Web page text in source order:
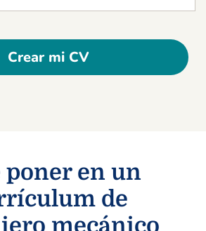
Crear mi CV
poner en un
de
mecánico